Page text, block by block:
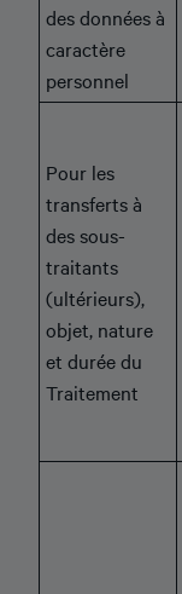
des données à
caractère
personnel
Pour les
transferts à
des sous-
traitants
(ultérieurs),
objet, nature
et durée du
Traitement